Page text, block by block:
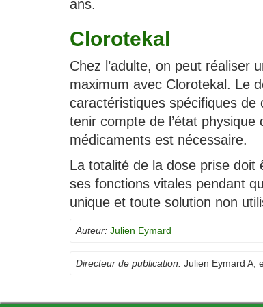
ans.
Clorotekal
Chez l’adulte, on peut réaliser
maximum avec Clorotekal. Le
caractéristiques spécifiques
tenir compte de l’état
médicaments est nécessaire.
La totalité de la dose prise
ses fonctions vitales pendant
unique et toute solution non
Auteur: Julien Eymard
Directeur de publication: Julien Eymard A ,